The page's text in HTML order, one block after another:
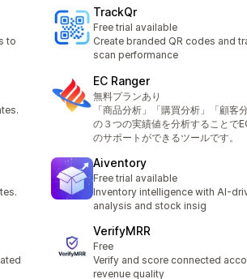
to
TrackQr
Free trial available
Create branded QR codes and
scan performance
EC Ranger
無料プランあり
「商品分析」「購買分析」「顧客分
の３つの実績値を分析することで
のサポートができるツールです。
Aiventory
Free trial available
Inventory intelligence with AI-
analysis and stock insig
VerifyMRR
Free
Verify and score connected
revenue quality